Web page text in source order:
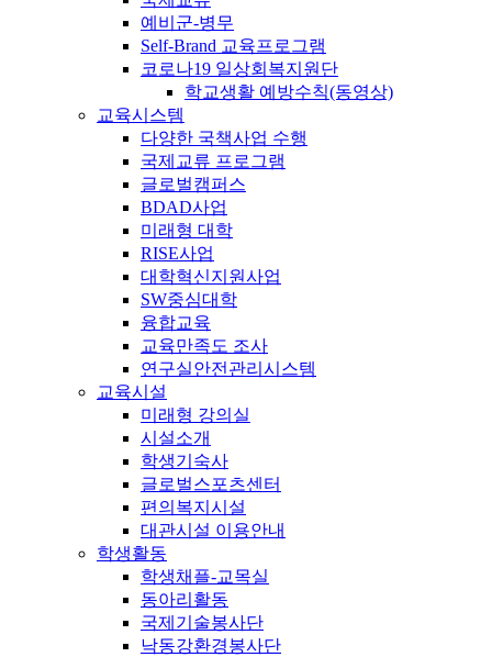
예비군-병무
Self-Brand 교육프로그램
코로나19 일상회복지원단
학교생활 예방수칙(동영상)
교육시스템
다양한 국책사업 수행
국제교류 프로그램
글로벌캠퍼스
BDAD사업
미래형 대학
RISE사업
대학혁신지원사업
SW중심대학
융합교육
교육만족도 조사
연구실안전관리시스템
교육시설
미래형 강의실
시설소개
학생기숙사
글로벌스포츠센터
편의복지시설
대관시설 이용안내
학생활동
학생채플-교목실
동아리활동
국제기술봉사단
낙동강환경봉사단